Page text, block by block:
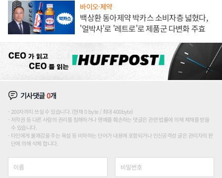
바이오·제약
백상환 동아제약 박카스 소비자층 넓혔다,
'얼박사'로 '레트로'로 제품군 다변화 주효
기사댓글0개
200자까지 쓰실 수 있습니다. (현재 0 byte / 최대 400byte)
저작권 등 다른 사람의 권리를 침해하거나 명예를 훼손하는 댓글은 관련 법률에 의해 제재를 받을
수 있습니다.
타인에게 불쾌감을 주는 욕설 등 비하하는 단어가 내용에 포함되거나 인신공격성 글은 관리자의 판
단에 의해 삭제 합니다.